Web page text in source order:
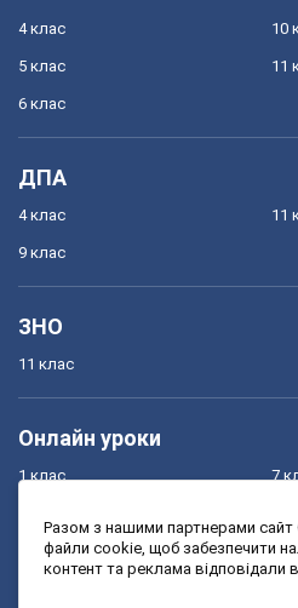
4 клас
5 клас
6 клас
10
11
ДПА
4 клас
9 клас
11
ЗНО
11 клас
Онлайн уроки
1 клас
3 клас
7
9
Разом з нашими партнерами сайт
файли cookie, щоб забезпечити
контент та реклама відповідали